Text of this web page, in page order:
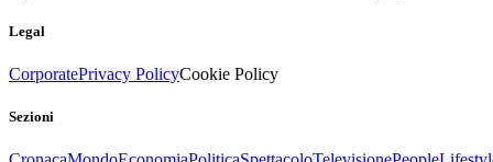
Legal
CorporatePrivacy PolicyCookie Policy
Sezioni